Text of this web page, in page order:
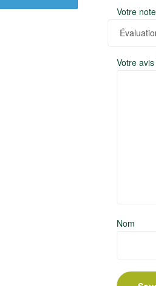
Votre note
Votre avis
Nom